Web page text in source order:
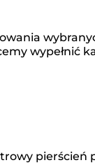
wypełnić